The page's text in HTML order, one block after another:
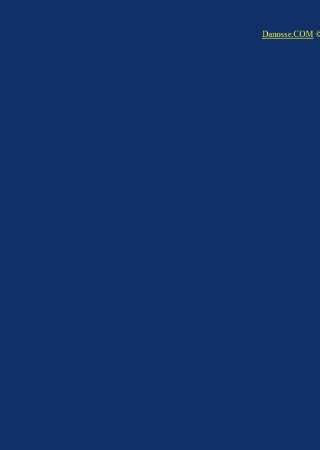
Danosse.COM